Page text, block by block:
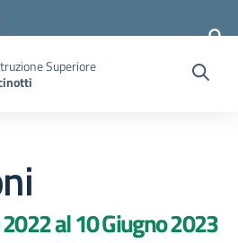
Superiore
al 10 Giugno 2023